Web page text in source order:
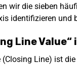
wir die sieben
identifizieren und
Line
(Closing Line) ist